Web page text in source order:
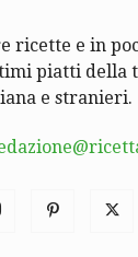
ricette e in
piatti della
e stranieri.